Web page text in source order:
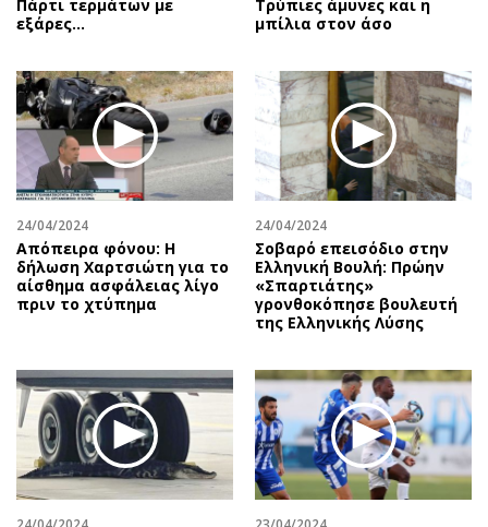
Πάρτι τερμάτων με
εξάρες...
Τρύπιες άμυνες και η
μπίλια στον άσο
24/04/2024
Απόπειρα φόνου: Η
δήλωση Χαρτσιώτη για το
αίσθημα ασφάλειας λίγο
πριν το χτύπημα
24/04/2024
Σοβαρό επεισόδιο στην
Ελληνική Βουλή: Πρώην
«Σπαρτιάτης»
γρονθοκόπησε βουλευτή
της Ελληνικής Λύσης